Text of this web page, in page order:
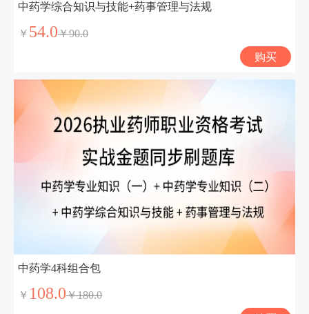
中药学综合知识与技能+药事管理与法规
￥ 54.0￥90.0
购买
中药学4科组合包
￥ 108.0￥180.0